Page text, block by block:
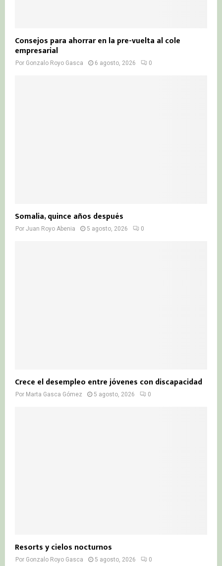
Consejos para ahorrar en la pre-vuelta al cole
empresarial
Por Gonzalo Royo Gasca 6 agosto, 2026 0
Somalia, quince años después
Por Juan Royo Abenia 5 agosto, 2026 0
Crece el desempleo entre jóvenes con discapacidad
Por Marta Gasca Gómez 5 agosto, 2026 0
Resorts y cielos nocturnos
Por Gonzalo Royo Gasca 5 agosto, 2026 0